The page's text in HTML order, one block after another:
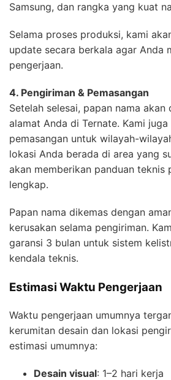
Samsung, dan rangka yang kuat
Selama proses produksi, kami
update secara berkala agar Anda
pengerjaan.
4. Pengiriman & Pemasangan
Setelah selesai, papan nama
alamat Anda di Ternate. Kami
pemasangan untuk wilayah-
lokasi Anda berada di area yang
akan memberikan panduan teknis
lengkap.
Papan nama dikemas dengan
kerusakan selama pengiriman.
garansi 3 bulan untuk sistem
kendala teknis.
Estimasi Waktu Pengerjaan
Waktu pengerjaan umumnya
kerumitan desain dan lokasi
estimasi umumnya:
Desain visual: 1–2 hari kerja